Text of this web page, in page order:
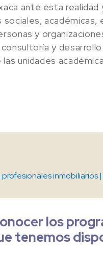
ante esta
sociales,
y
y
unidades
inmobiliarios |
los
tenemos